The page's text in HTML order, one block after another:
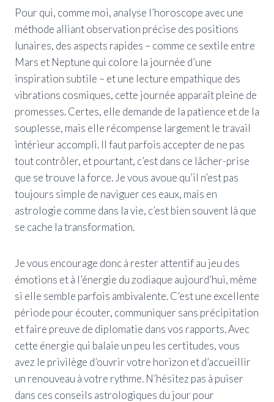
Pour qui, comme moi, analyse l’horoscope avec une
méthode alliant observation précise des positions
lunaires, des aspects rapides – comme ce sextile entre
Mars et Neptune qui colore la journée d’une
inspiration subtile – et une lecture empat­hique des
vibrations cosmiques, cette journée apparaît pleine de
promesses. Certes, elle demande de la patience et de la
souplesse, mais elle récompense largement le travail
intérieur accompli. Il faut parfois accepter de ne pas
tout contrôler, et pourtant, c’est dans ce lâcher-prise
que se trouve la force. Je vous avoue qu’il n’est pas
toujours simple de naviguer ces eaux, mais en
astrologie comme dans la vie, c’est bien souvent là que
se cache la transformation.
Je vous encourage donc à rester attentif au jeu des
émotions et à l’énergie du zodiaque aujourd’hui, même
si elle semble parfois ambivalente. C’est une excellente
période pour écouter, communiquer sans précipitation
et faire preuve de diplomatie dans vos rapports. Avec
cette énergie qui balaie un peu les certitudes, vous
avez le privilège d’ouvrir votre horizon et d’accueillir
un renouveau à votre rythme. N’hésitez pas à puiser
dans ces conseils astrologiques du jour pour